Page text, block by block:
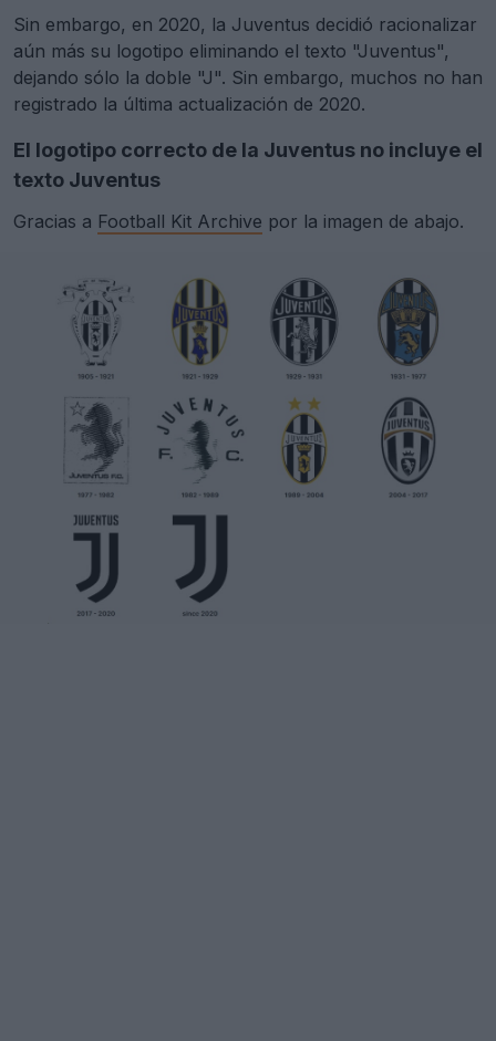
Sin embargo, en 2020, la Juventus decidió racionalizar
aún más su logotipo eliminando el texto "Juventus",
dejando sólo la doble "J". Sin embargo, muchos no han
registrado la última actualización de 2020.
El logotipo correcto de la Juventus no incluye el
texto Juventus
Gracias a Football Kit Archive por la imagen de abajo.